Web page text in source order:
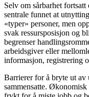
Selv om sårbarhet
sentrale funnet at
«typer» personer, men
svak ressursposisjon og
begrenser
arbeidsgiver eller
informasjon, registrering
Barrierer for å bryte ut av
sammensatte.